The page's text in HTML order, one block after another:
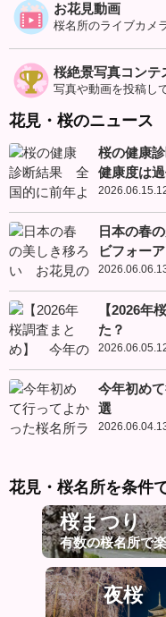
お花見動画
桜名所のライブカメ
桜絶景写真コンテ
写真や動画を投稿し
花見・桜のニュース
桜の健康
健康度は
日本の春
ビフォー
【2026年
た？
今年初め
選
花見・桜名所を条件
桜まつり
有数の桜名所で
夜桜